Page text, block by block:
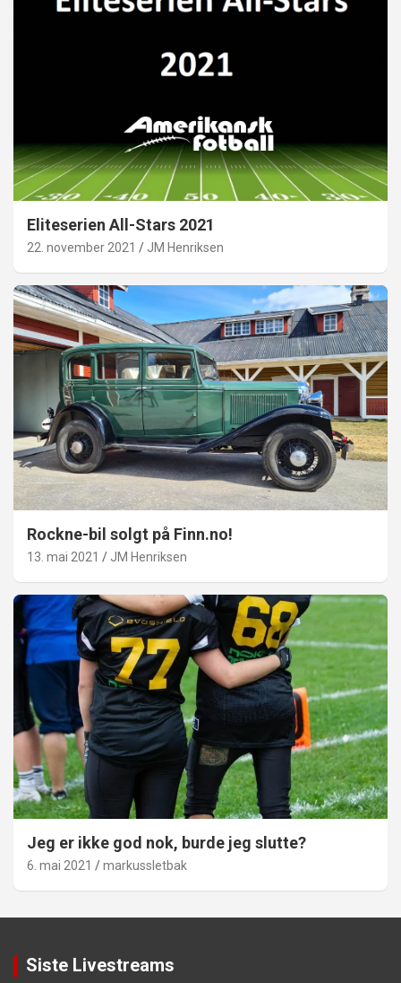
Eliteserien All-Stars 2021
22. november 2021 JM Henriksen
Rockne-bil solgt på Finn.no!
13. mai 2021 JM Henriksen
Jeg er ikke god nok, burde jeg slutte?
6. mai 2021 markussletbak
Siste Livestreams